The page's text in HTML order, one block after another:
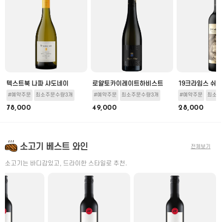
텍스트북 나파 샤도네이
#예약주문 최소주문수량3개
78,000
로얄토카이레이트하비스트
#예약주문 최소주문수량3개
49,000
19크라임스 쉬
#예약주문 최소
28,000
전체보기
소고기 베스트 와인
소고기는 바디감있고, 드라이한 스타일로 추천.